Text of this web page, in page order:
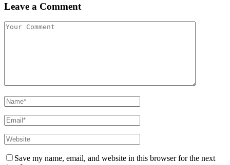
Leave a Comment
Save my name, email, and website in this browser for the next